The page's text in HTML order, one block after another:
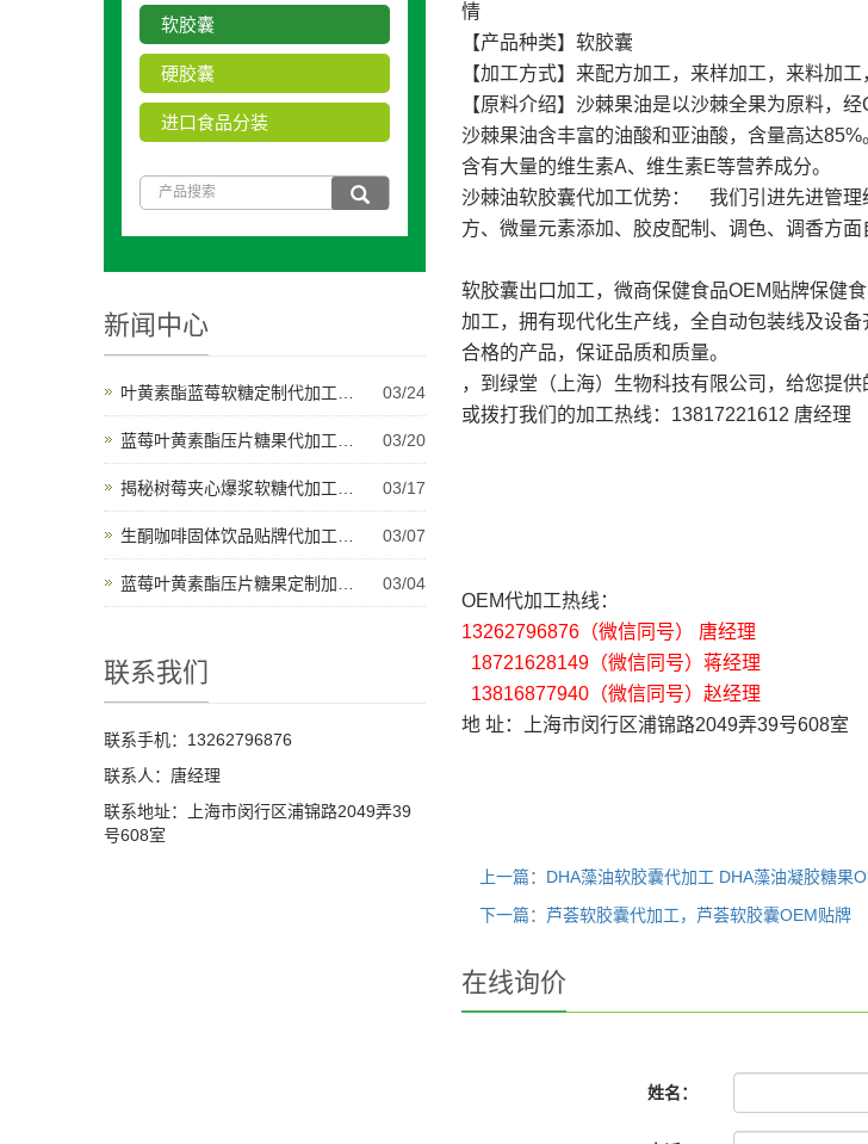
情
【产品种类】软胶囊
【加工方式】来配方加工，来样加工，来料加
【原料介绍】沙棘果油是以沙棘全果为原料，
沙棘果油含丰富的油酸和亚油酸，含量高达
含有大量的维生素A、维生素E等营养成分。
沙棘油软胶囊代加工优势：
我们引进先进管理
方、微量元素添加、胶皮配制、调色、调香方
软胶囊出口加工，微商保健食品OEM贴牌保健
加工，拥有现代化生产线，全自动包装线及设
合格的产品，保证品质和质量。
，到绿堂（上海）生物科技有限公司，给您提
或拨打我们的加工热线：13817221612 唐经理
绿堂编辑
OEM代加工热线：
13262796876（微信同号） 唐经理
18721628149 （微信同号） 蒋经理
13816877940 （微信同号） 赵经理
地 址：上海市闵行区浦锦路2049弄39号608室
上一篇：DHA藻油软胶囊代加工 DHA藻油凝胶糖果
下一篇：芦荟软胶囊代加工，芦荟软胶囊OEM贴牌
在线询价
姓名：
软胶囊
硬胶囊
进口食品分装
新闻中心
03/24
03/20
03/17
03/07
03/04
联系我们
联系手机：13262796876
联系人：唐经理
联系地址：上海市闵行区浦锦路2049弄39
号608室